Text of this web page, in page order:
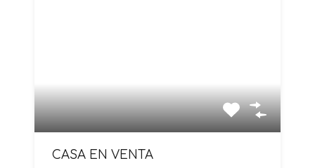
CASA EN VENTA